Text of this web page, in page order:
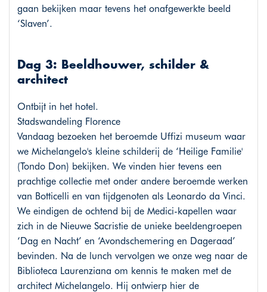
gaan bekijken maar tevens het onafgewerkte beeld
‘Slaven’.
Dag 3: Beeldhouwer, schilder &
architect
Ontbijt in het hotel.
Stadswandeling Florence
Vandaag bezoeken het beroemde Uffizi museum waar
we Michelangelo's kleine schilderij de ‘Heilige Familie'
(Tondo Don) bekijken. We vinden hier tevens een
prachtige collectie met onder andere beroemde werken
van Botticelli en van tijdgenoten als Leonardo da Vinci.
We eindigen de ochtend bij de Medici-kapellen waar
zich in de Nieuwe Sacristie de unieke beeldengroepen
‘Dag en Nacht’ en ‘Avondschemering en Dageraad’
bevinden. Na de lunch vervolgen we onze weg naar de
Biblioteca Laurenziana om kennis te maken met de
architect Michelangelo. Hij ontwierp hier de